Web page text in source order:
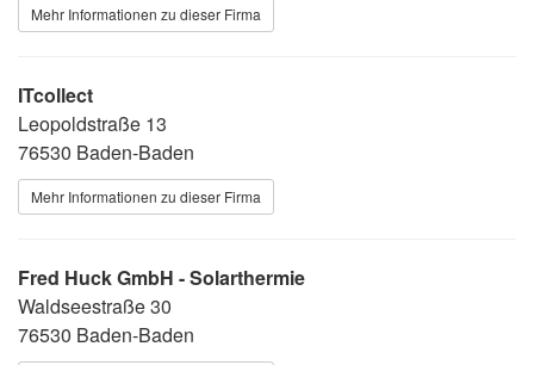
Mehr Informationen zu dieser Firma
ITcollect
Leopoldstraße 13
76530 Baden-Baden
Mehr Informationen zu dieser Firma
Fred Huck GmbH - Solarthermie
Waldseestraße 30
76530 Baden-Baden